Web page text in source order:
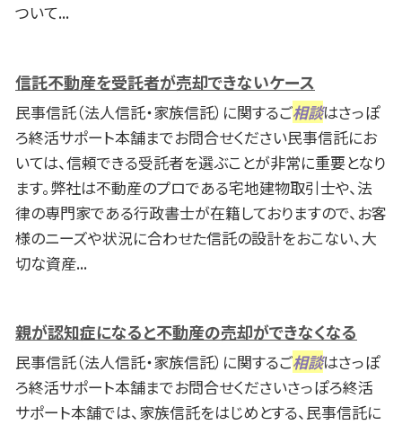
ついて...
信託不動産を受託者が売却できないケース
民事信託（法人信託・家族信託）に関するご相談はさっぽ
ろ終活サポート本舗までお問合せください民事信託にお
いては、信頼できる受託者を選ぶことが非常に重要となり
ます。弊社は不動産のプロである宅地建物取引士や、法
律の専門家である行政書士が在籍しておりますので、お客
様のニーズや状況に合わせた信託の設計をおこない、大
切な資産...
親が認知症になると不動産の売却ができなくなる
民事信託（法人信託・家族信託）に関するご相談はさっぽ
ろ終活サポート本舗までお問合せくださいさっぽろ終活
サポート本舗では、家族信託をはじめとする、民事信託に